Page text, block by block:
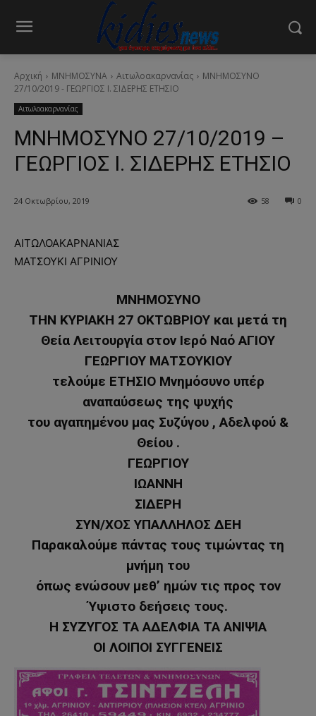
Αρχική ΜΝΗΜΟΣΥΝΑ Αιτωλοακαρνανίας
ΜΝΗΜΟΣΥΝΟ
27/10/2019 - ΓΕΩΡΓΙΟΣ Ι. ΣΙΔΕΡΗΣ ΕΤΗΣΙΟ
Αιτωλοακαρνανίας
ΜΝΗΜΟΣΥΝΟ 27/10/2019 –
ΓΕΩΡΓΙΟΣ Ι. ΣΙΔΕΡΗΣ ΕΤΗΣΙΟ
24 Οκτωβρίου, 2019 0
58
ΑΙΤΩΛΟΑΚΑΡΝΑΝΙΑΣ
ΜΑΤΣΟΥΚΙ ΑΓΡΙΝΙΟΥ
ΜΝΗΜΟΣΥΝΟ
ΤΗΝ ΚΥΡΙΑΚΗ 27 ΟΚΤΩΒΡΙΟΥ και μετά τη
Θεία Λειτουργία στον Ιερό Ναό ΑΓΙΟΥ
ΓΕΩΡΓΙΟΥ ΜΑΤΣΟΥΚΙΟΥ
τελούμε ΕΤΗΣΙΟ Μνημόσυνο υπέρ
αναπαύσεως της ψυχής
του αγαπημένου μας Συζύγου , Αδελφού &
Θείου .
ΓΕΩΡΓΙΟΥ
ΙΩΑΝΝΗ
ΣΙΔΕΡΗ
ΣΥΝ/ΧΟΣ ΥΠΑΛΛΗΛΟΣ ΔΕΗ
Παρακαλούμε πάντας τους τιμώντας τη
μνήμη του
όπως ενώσουν μεθ’ ημών τις προς τον
Ύψιστο δεήσεις τους.
Η ΣΥΖΥΓΟΣ ΤΑ ΑΔΕΛΦΙΑ ΤΑ ΑΝΙΨΙΑ
ΟΙ ΛΟΙΠΟΙ ΣΥΓΓΕΝΕΙΣ